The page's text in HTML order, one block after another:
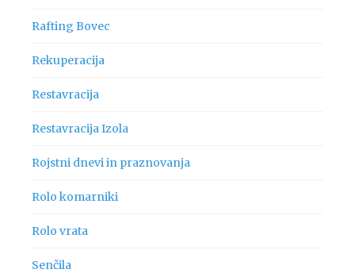
Rafting Bovec
Rekuperacija
Restavracija
Restavracija Izola
Rojstni dnevi in praznovanja
Rolo komarniki
Rolo vrata
Senčila